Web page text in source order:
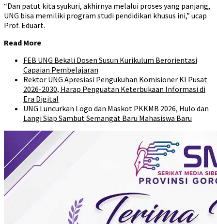
“Dan patut kita syukuri, akhirnya melalui proses yang panjang,
UNG bisa memiliki program studi pendidikan khusus ini,” ucap
Prof. Eduart.
Read More
FEB UNG Bekali Dosen Susun Kurikulum Berorientasi
Capaian Pembelajaran
Rektor UNG Apresiasi Pengukuhan Komisioner KI Pusat
2026-2030, Harap Penguatan Keterbukaan Informasi di
Era Digital
UNG Luncurkan Logo dan Maskot PKKMB 2026, Hulo dan
Langi Siap Sambut Semangat Baru Mahasiswa Baru